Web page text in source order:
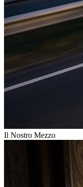
Il Nostro Mezzo